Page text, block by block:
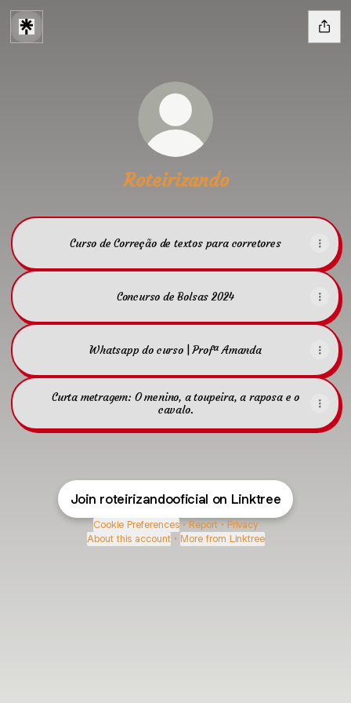
Roteirizando
Curso de Correção de textos para corretores
Concurso de Bolsas 2024
Whatsapp do curso | Profª Amanda
Curta metragem: O menino, a toupeira, a raposa e o
cavalo.
Join roteirizandooficial on Linktree
Cookie Preferences • Report • Privacy
About this account • More from Linktree